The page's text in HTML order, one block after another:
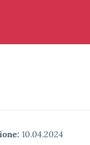
10.04.2024